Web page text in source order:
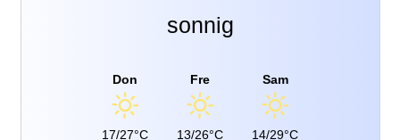
sonnig
Don
17/27°C
Fre
13/26°C
Sam
14/29°C